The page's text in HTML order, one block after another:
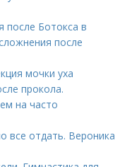
после Ботокса в
после
мочки уха
прокола.
на часто
все отдать. Вероника